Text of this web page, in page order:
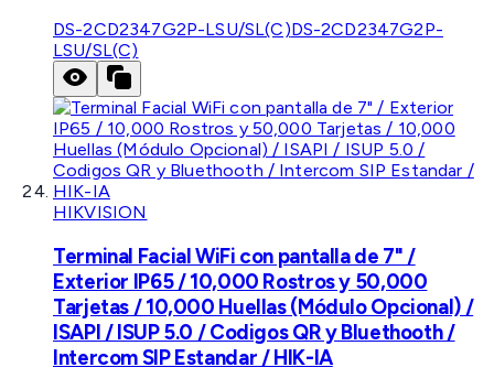
DS-2CD2347G2P-LSU/SL(C)DS-2CD2347G2P-
LSU/SL(C)
HIKVISION
Terminal Facial WiFi con pantalla de 7" /
Exterior IP65 / 10,000 Rostros y 50,000
Tarjetas / 10,000 Huellas (Módulo Opcional) /
ISAPI / ISUP 5.0 / Codigos QR y Bluethooth /
Intercom SIP Estandar / HIK-IA